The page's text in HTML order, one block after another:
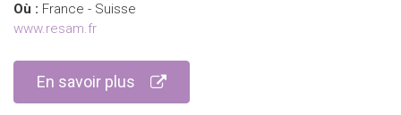
Où : France - Suisse
www.resam.fr
En savoir plus